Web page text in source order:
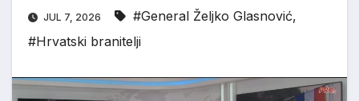
JUL 7, 2026 #General Željko Glasnović,
#Hrvatski branitelji